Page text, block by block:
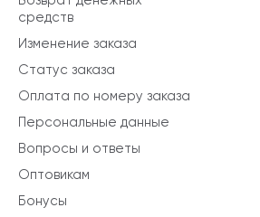
средств
Изменение заказа
Статус заказа
Оплата по номеру заказа
Персональные данные
Вопросы и ответы
Оптовикам
Бонусы